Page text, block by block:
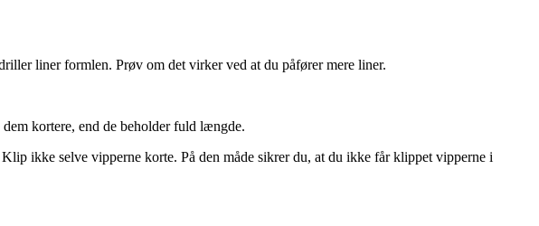
liner formlen. Prøv om det virker ved at du påfører mere liner.
kortere, end de beholder fuld længde.
ikke selve vipperne korte. På den måde sikrer du, at du ikke får klippet vipperne i